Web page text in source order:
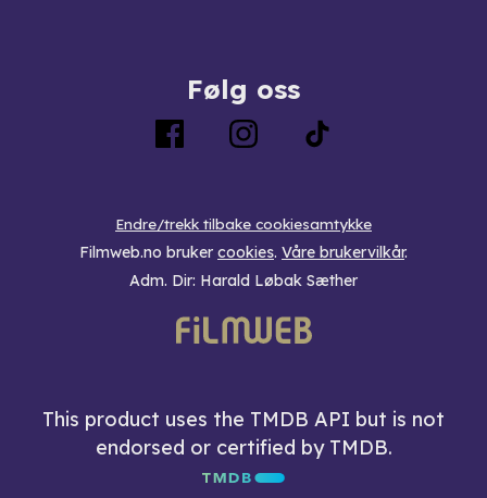
Følg oss
Endre/trekk tilbake cookiesamtykke
Filmweb.no bruker cookies. Våre brukervilkår.
Adm. Dir: Harald Løbak Sæther
This product uses the TMDB API but is not
endorsed or certified by TMDB.